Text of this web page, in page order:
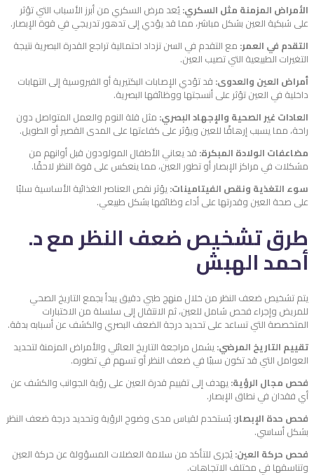
الأمراض المزمنة مثل السكري:يُعد مرض السكري من أبرز الأسباب التي تؤثر
على شبكية العين بشكل مباشر، مما قد يؤدي إلى تدهور تدريجي في قوة الإبصار.
التقدم في العمر: مع التقدم في السن تزداد احتمالية تراجع القدرة البصرية نتيجة
التغيرات الطبيعية التي تصيب العين.
أمراض العين والعدوى: قد تؤدي الإصابات البكتيرية أو الفيروسية إلى التهابات
داخلية في العين تؤثر على أنسجتها ووظائفها البصرية.
العادات غير الصحية والإجهاد البصري: مثل قلة النوم والعمل المتواصل دون
راحة، مما يسبب إرهاقًا للعين ويؤثر على كفاءتها على المدى القصير أو الطويل.
مضاعفات الولادة المبكرة: قد يعاني الأطفال المولودون قبل أوانهم من
مشكلات في مراكز الإبصار أو تطور العين، مما ينعكس على قوة النظر لاحقًا.
سوء التغذية ونقص الفيتامينات:يؤثر نقص العناصر الغذائية الأساسية سلبًا
على صحة العين وقدرتها على أداء وظائفها بشكل طبيعي.
طرق تشخيص ضعف النظر مع د.
أحمد الهبش
يتم تشخيص ضعف النظر من خلال منهج طبي دقيق يبدأ بجمع التاريخ الصحي
للمريض وإجراء فحص شامل للعين، ثم الانتقال إلى سلسلة من الاختبارات
المتخصصة التي تساعد على تحديد درجة الضعف البصري والكشف عن أسبابه بدقة.
تقييم التاريخ المرضي:يشمل مراجعة التاريخ العائلي والأمراض المزمنة لتحديد
العوامل التي قد تكون سببًا في ضعف النظر أو تسهم في تطوره.
فحص مجال الرؤية:يهدف إلى تقييم قدرة العين على رؤية الجوانب والكشف عن
أي فقدان في نطاق الإبصار.
فحص حدة الإبصار:يُستخدم لقياس مدى وضوح الرؤية وتحديد درجة ضعف النظر
بشكل أساسي.
فحص حركة العين:يُجرى للتأكد من سلامة العضلات المسؤولة عن حركة العين
وتناسقها في مختلف الاتجاهات.